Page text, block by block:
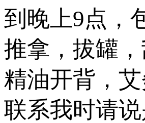
到晚上9点，
推拿，拔罐，
精油开背，艾
联系我时请